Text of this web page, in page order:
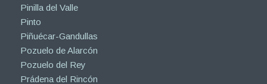
Pinilla del Valle
Pinto
Piñuécar-Gandullas
Pozuelo de Alarcón
Pozuelo del Rey
Prádena del Rincón